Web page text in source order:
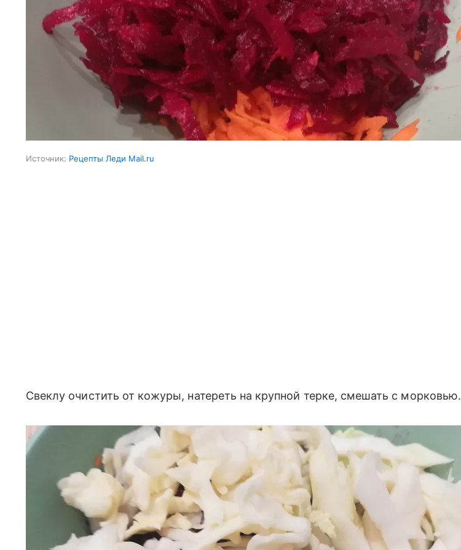
Источник: Рецепты Леди Mail.ru
Свеклу очистить от кожуры, натереть на крупной терке, смешать с морковью.